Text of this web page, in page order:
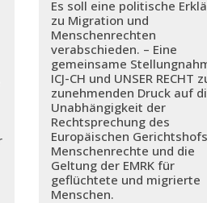
Es soll eine politische
zu Migration und
Menschenrechten
verabschieden. – Eine
gemeinsame
ICJ-CH und UNSER RECHT
zunehmenden Druck auf
Unabhängigkeit der
Rechtsprechung des
Europäischen
Menschenrechte und die
Geltung der EMRK für
geflüchtete und migrierte
Menschen.